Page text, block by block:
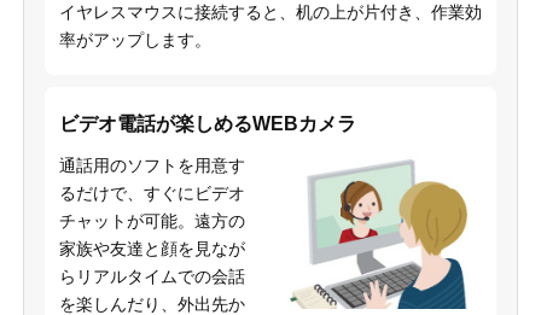
イヤレスマウスに接続すると、机の上が片付き、作業効
率がアップします。
ビデオ電話が楽しめるWEBカメラ
通話用のソフトを用意す
るだけで、すぐにビデオ
チャットが可能。遠方の
家族や友達と顔を見なが
らリアルタイムでの会話
を楽しんだり、外出先か